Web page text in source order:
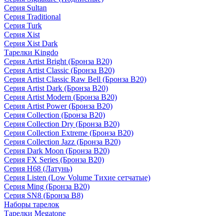
Серия Sultan
Серия Traditional
Серия Turk
Серия Xist
Серия Xist Dark
Тарелки Kingdo
Серия Artist Bright (Бронза B20)
Серия Artist Classic (Бронза B20)
Серия Artist Classic Raw Bell (Бронза B20)
Серия Artist Dark (Бронза B20)
Серия Artist Modern (Бронза B20)
Серия Artist Power (Бронза B20)
Серия Collection (Бронза B20)
Серия Collection Dry (Бронза B20)
Серия Collection Extreme (Бронза B20)
Серия Collection Jazz (Бронза B20)
Серия Dark Moon (Бронза B20)
Серия FX Series (Бронза B20)
Серия H68 (Латунь)
Серия Listen (Low Volume Тихие сетчатые)
Серия Ming (Бронза B20)
Серия SN8 (Бронза B8)
Наборы тарелок
Тарелки Megatone